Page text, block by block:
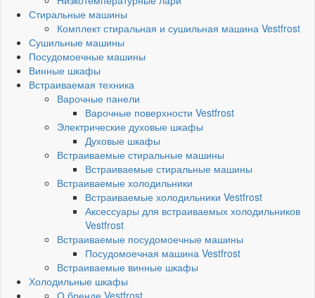
Стиральные машины
Комплект стиральная и сушильная машина Vestfrost
Сушильные машины
Посудомоечные машины
Винные шкафы
Встраиваемая техника
Варочные панели
Варочные поверхности Vestfrost
Электрические духовые шкафы
Духовые шкафы
Встраиваемые стиральные машины
Встраиваемые стиральные машины
Встраиваемые холодильники
Встраиваемые холодильники Vestfrost
Аксессуары для встраиваемых холодильников
Vestfrost
Встраиваемые посудомоечные машины
Посудомоечная машина Vestfrost
Встраиваемые винные шкафы
Холодильные шкафы
О бренде Vestfrost